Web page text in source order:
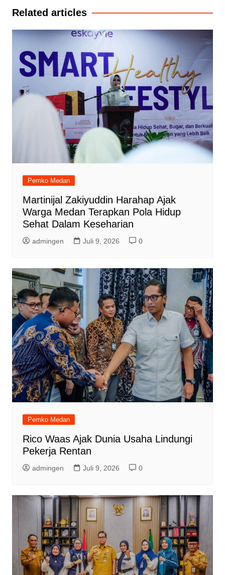
Related articles
Pemko Medan
Martinijal Zakiyuddin Harahap Ajak
Warga Medan Terapkan Pola Hidup
Sehat Dalam Keseharian
admingen Juli 9, 2026 0
Pemko Medan
Rico Waas Ajak Dunia Usaha Lindungi
Pekerja Rentan
admingen Juli 9, 2026 0